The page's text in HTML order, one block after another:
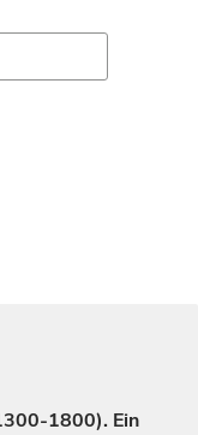
1800). Ein